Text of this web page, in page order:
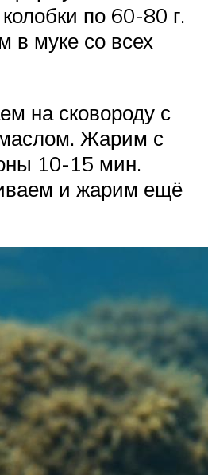
по 60-80 г.
в муке со всех
на сковороду с
Жарим с
10-15 мин.
и жарим ещё